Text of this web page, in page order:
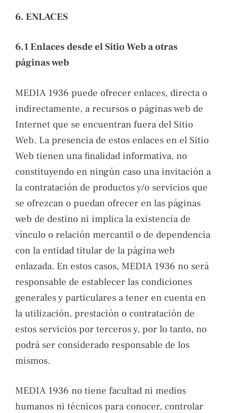
6. ENLACES
6.1 Enlaces desde el Sitio Web a otras
páginas web
MEDIA 1936 puede ofrecer enlaces, directa o
indirectamente, a recursos o páginas web de
Internet que se encuentran fuera del Sitio
Web. La presencia de estos enlaces en el Sitio
Web tienen una finalidad informativa, no
constituyendo en ningún caso una invitación a
la contratación de productos y/o servicios que
se ofrezcan o puedan ofrecer en las páginas
web de destino ni implica la existencia de
vínculo o relación mercantil o de dependencia
con la entidad titular de la página web
enlazada. En estos casos, MEDIA 1936 no será
responsable de establecer las condiciones
generales y particulares a tener en cuenta en
la utilización, prestación o contratación de
estos servicios por terceros y, por lo tanto, no
podrá ser considerado responsable de los
mismos.
MEDIA 1936 no tiene facultad ni medios
humanos ni técnicos para conocer, controlar